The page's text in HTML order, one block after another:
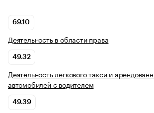
69.10
Деятельность в области права
49.32
Деятельность легкового такси и
автомобилей с водителем
49.39